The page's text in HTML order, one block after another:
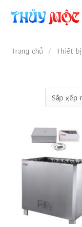
Trang chủ / Thiết